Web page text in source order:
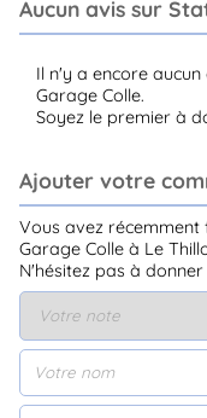
Aucun avis sur
Il n'y a encore
Garage Colle.
Soyez le premier à
Ajouter votre
Vous avez récemment
Garage Colle à Le
N'hésitez pas à